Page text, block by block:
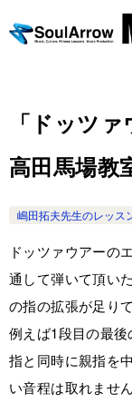
「ドッツ
高田馬場教
嶋田拓夫先生のレッス
ドッツァウアーの
通して弾いて頂い
の指の拡張が足り
例えば1段目の最
指と同時に親指を
い音程は取れません